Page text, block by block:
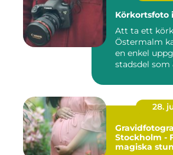
Körkortsfoto
Att ta ett
Östermalm
en enkel
stadsdel som
28.
Stockholm -
magiska